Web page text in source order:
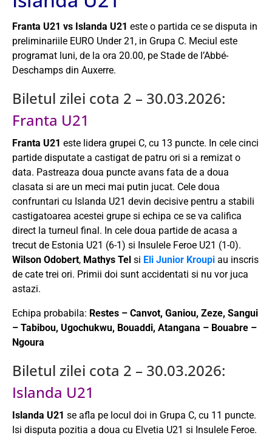
Franta U21 vs Islanda U21 este o partida ce se disputa in
preliminariile EURO Under 21, in Grupa C. Meciul este
programat luni, de la ora 20.00, pe Stade de l’Abbé-
Deschamps din Auxerre.
Biletul zilei cota 2 – 30.03.2026:
Franta U21
Franta U21 este lidera grupei C, cu 13 puncte. In cele cinci
partide disputate a castigat de patru ori si a remizat o
data. Pastreaza doua puncte avans fata de a doua
clasata si are un meci mai putin jucat. Cele doua
confruntari cu Islanda U21 devin decisive pentru a stabili
castigatoarea acestei grupe si echipa ce se va califica
direct la turneul final. In cele doua partide de acasa a
trecut de Estonia U21 (6-1) si Insulele Feroe U21 (1-0).
Wilson Odobert, Mathys Tel si Eli Junior Kroupi au inscris
de cate trei ori. Primii doi sunt accidentati si nu vor juca
astazi.
Echipa probabila: Restes – Canvot, Ganiou, Zeze, Sangui
– Tabibou, Ugochukwu, Bouaddi, Atangana – Bouabre –
Ngoura
Biletul zilei cota 2 – 30.03.2026:
Islanda U21
Islanda U21 se afla pe locul doi in Grupa C, cu 11 puncte.
Isi disputa pozitia a doua cu Elvetia U21 si Insulele Feroe.